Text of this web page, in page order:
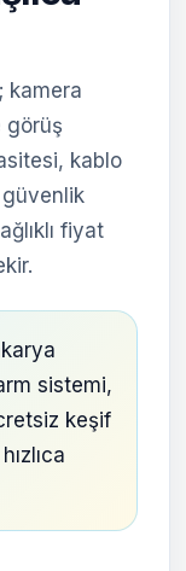
kamera
görüş
kablo
fiyat
sistemi,
keşif